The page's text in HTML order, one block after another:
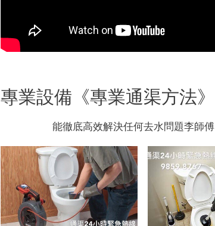
專業設備《專業通渠方法》
能徹底高效解決任何去水問題李師傅